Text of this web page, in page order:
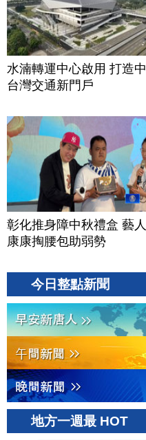
水湳轉運中心啟用 打造中
台灣交通新門戶
彰化推身障中秋禮盒 藝人
康康掏腰包助弱勢
今日整點新聞
地方一週最 HOT